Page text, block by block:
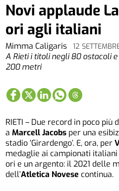
Mimma Caligaris 12
Novi applaude
ori agli italiani
A Rieti i titoli negli 80 ostacoli
200 metri
RIETI – Due record in poco più
aMarcell Jacobs per una
stadio ‘Girardengo’. E, ora, per
medaglie ai campionati
ori e un argento: il 2021 delle
dell’Atletica Novese continua.